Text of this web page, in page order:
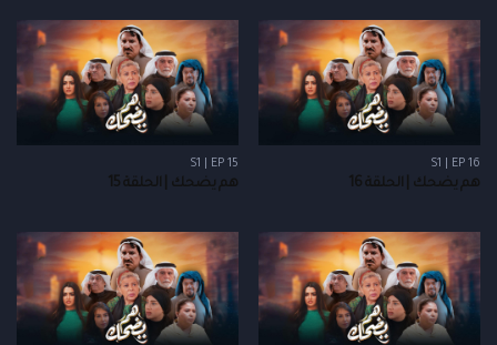
S1 | EP 16
هم يضحك | الحلقة 16
S1 | EP 15
هم يضحك | الحلقة 15